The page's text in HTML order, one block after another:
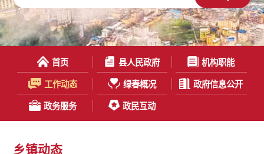
首页 县人民政府 机构职能
工作动态 绿春概况 政府信息公开
政务服务 政民互动
乡镇动态